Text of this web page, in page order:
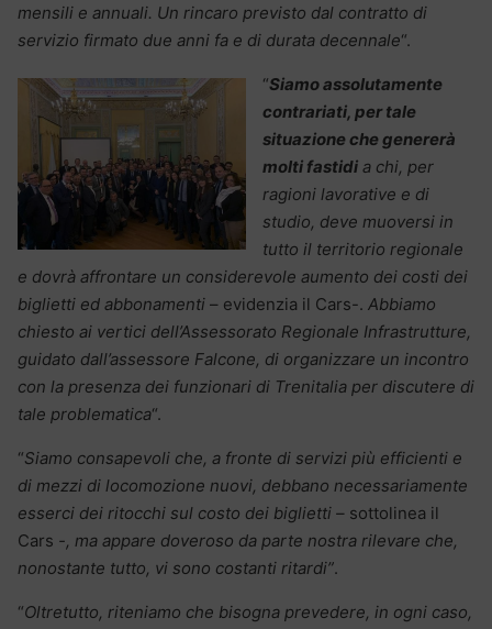
mensili e annuali. Un rincaro previsto dal contratto di
servizio firmato due anni fa e di durata decennale“.
“Siamo assolutamente
contrariati, per tale
situazione che genererà
molti fastidi a chi, per
ragioni lavorative e di
studio, deve muoversi in
tutto il territorio regionale
e dovrà affrontare un considerevole aumento dei costi dei
biglietti ed abbonamenti – evidenzia il Cars-. Abbiamo
chiesto ai vertici dell’Assessorato Regionale Infrastrutture,
guidato dall’assessore Falcone, di organizzare un incontro
con la presenza dei funzionari di Trenitalia per discutere di
tale problematica“.
“Siamo consapevoli che, a fronte di servizi più efficienti e
di mezzi di locomozione nuovi, debbano necessariamente
esserci dei ritocchi sul costo dei biglietti – sottolinea il
Cars -, ma appare doveroso da parte nostra rilevare che,
nonostante tutto, vi sono costanti ritardi”.
“Oltretutto, riteniamo che bisogna prevedere, in ogni caso,